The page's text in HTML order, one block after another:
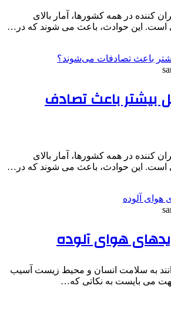
کننده در همه کشورها، آمار بالای
است. این حوادث، باعث می شوند که در…
بیشتر باعث تصادف
کننده در همه کشورها، آمار بالای
است. این حوادث، باعث می شوند که در…
هوای آلوده
به سلامت انسان و محیط زیست آسیب
می بایست به نکاتی که…